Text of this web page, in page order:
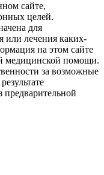
сайте,
целей.
для
или лечения каких-
на этом сайте
медицинской помощи.
за возможные
предварительной